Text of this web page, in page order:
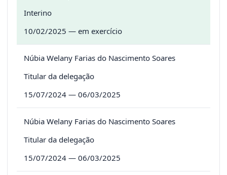
Interino
10/02/2025 — em exercício
Núbia Welany Farias do Nascimento Soares
Titular da delegação
15/07/2024 — 06/03/2025
Núbia Welany Farias do Nascimento Soares
Titular da delegação
15/07/2024 — 06/03/2025